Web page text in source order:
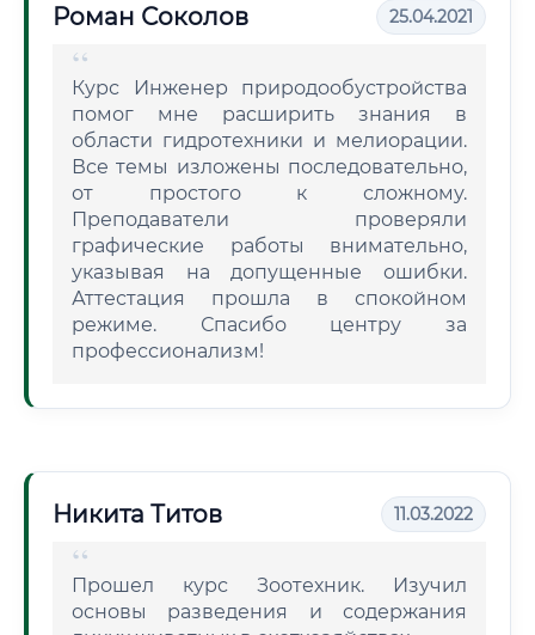
Роман Соколов 25.04.2021
Курс Инженер природообустройства
помог мне расширить знания в
области гидротехники и мелиорации.
Все темы изложены последовательно,
от простого к сложному.
Преподаватели проверяли
графические работы внимательно,
указывая на допущенные ошибки.
Аттестация прошла в спокойном
режиме. Спасибо центру за
профессионализм!
Никита Титов 11.03.2022
Прошел курс Зоотехник. Изучил
основы разведения и содержания